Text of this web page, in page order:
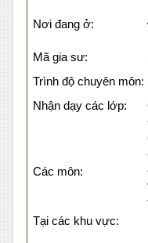
Nơi đang ở:
Mã gia sư:
Trình độ chuyên môn:
Nhận dạy các lớp:
Các môn:
Tại các khu vực: